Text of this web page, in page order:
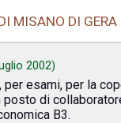
MISANO DI GERA
2002)
esami, per la
posto di
B3.